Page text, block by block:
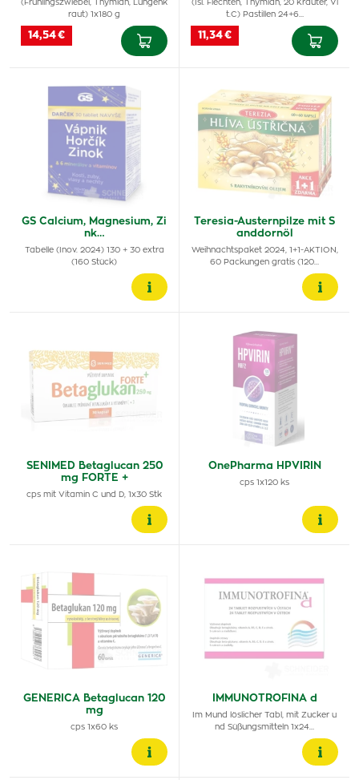
(Frühlingszwiebel, Thymian, Lungenk
raut) 1x180 g
14,54 €
(Isl. Flechten, Thymian, 20 Kräuter, Vi
t.C) Pastillen 24+6…
11,34 €
GS Calcium, Magnesium, Zi
nk…
Tabelle (Inov. 2024) 130 + 30 extra
(160 Stück)
Teresia-Austernpilze mit S
anddornöl
Weihnachtspaket 2024, 1+1-AKTION,
60 Packungen gratis (120…
SENIMED Betaglucan 250
mg FORTE +
cps mit Vitamin C und D, 1x30 Stk
OnePharma HPVIRIN
cps 1x120 ks
GENERICA Betaglucan 120
mg
cps 1x60 ks
IMMUNOTROFINA d
Im Mund löslicher Tabl, mit Zucker u
nd Süßungsmitteln 1x24…